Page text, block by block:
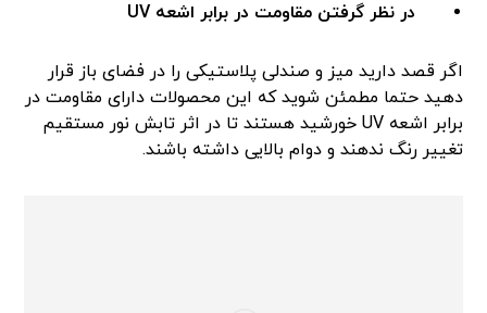
در نظر گرفتن مقاومت در برابر اشعه
اگر قصد دارید میز و صندلی پلاستیکی را در فضای باز قرار
دهید حتما مطمئن شوید که این محصولات دارای مقاومت در
برابر اشعه UV خورشید هستند تا در اثر تابش نور مستقیم
تغییر رنگ ندهند و دوام بالایی داشته باشند.